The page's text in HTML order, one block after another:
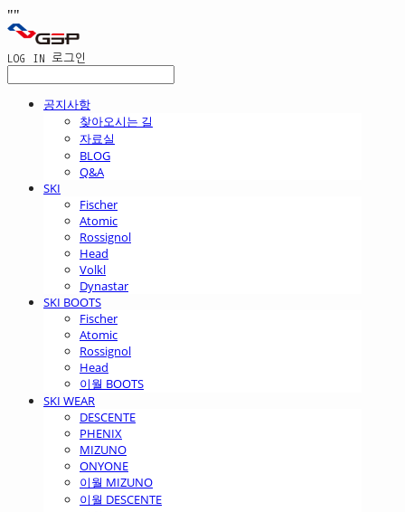
""
LOG IN 로그인
공지사항
찾아오시는 길
자료실
BLOG
Q&A
SKI
Fischer
Atomic
Rossignol
Head
Volkl
Dynastar
SKI BOOTS
Fischer
Atomic
Rossignol
Head
이월 BOOTS
SKI WEAR
DESCENTE
PHENIX
MIZUNO
ONYONE
이월 MIZUNO
이월 DESCENTE